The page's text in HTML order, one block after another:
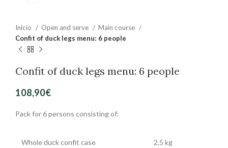
Inicio Open and serve
Main course
Confit of duck legs menu: 6 people
Confit of duck legs menu: 6 people
108,90€
Pack for 6 persons consisting of:
Whole duck confit case 2,5 kg